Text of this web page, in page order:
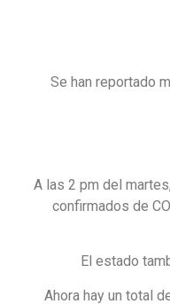
Se han reportado
A las 2 pm del
confirmados de
El estado
Ahora hay un total